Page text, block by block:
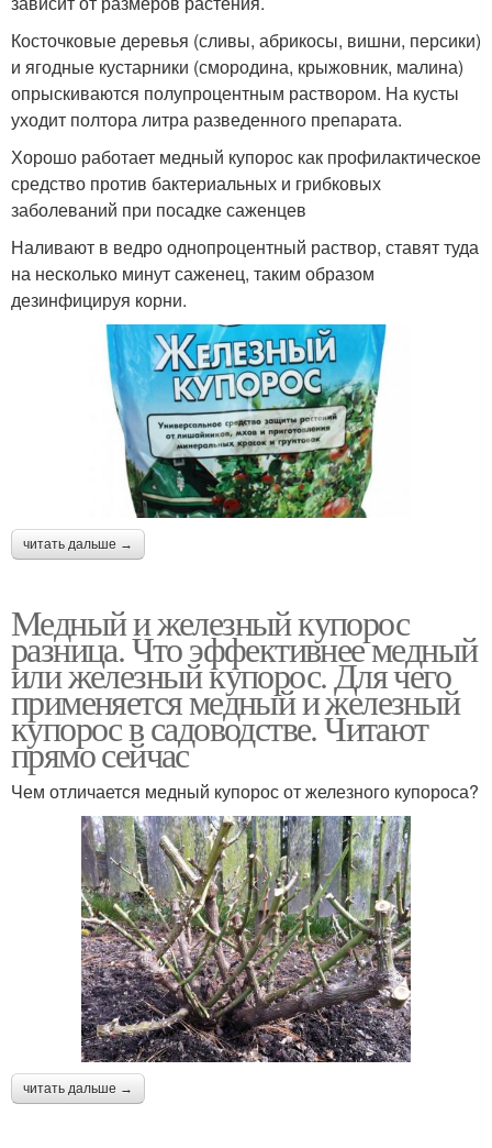
Косточковые деревья (сливы, абрикосы, вишни, персики)
и ягодные кустарники (смородина, крыжовник, малина)
опрыскиваются полупроцентным раствором. На кусты
уходит полтора литра разведенного препарата.
Хорошо работает медный купорос как профилактическое
средство против бактериальных и грибковых
заболеваний при посадке саженцев
Наливают в ведро однопроцентный раствор, ставят туда
на несколько минут саженец, таким образом
дезинфицируя корни.
читать дальше →
Медный и железный купорос
разница. Что эффективнее медный
или железный купорос. Для чего
применяется медный и железный
купорос в садоводстве. Читают
прямо сейчас
Чем отличается медный купорос от железного купороса?
читать дальше →